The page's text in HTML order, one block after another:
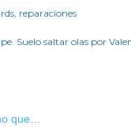
reparaciones
Suelo saltar olas por
que…